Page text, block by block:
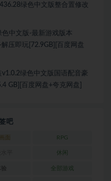
绿色中文版整合置修改
色中文版-最新游戏版本
压即玩[72.9GB][百度网盘
v1.0.2绿色中文版国语配音豪
GB][百度网盘+夸克网盘]
吧
面 RPG
休闲
全部游戏